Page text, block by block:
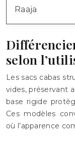
Raaja
selon
Les sacs cabas
vides, préservant
base rigide
Ces modèles
où l’apparence